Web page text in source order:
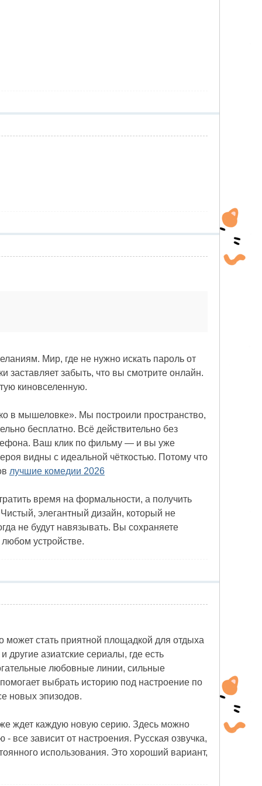
Мир, где не нужно искать пароль от
заставляет забыть, что вы смотрите онлайн.
киновселенную.
в мышеловке». Мы построили пространство,
бесплатно. Всё действительно без
Ваш клик по фильму — и вы уже
видны с идеальной чёткостью. Потому что
лучшие комедии 2026
время на формальности, а получить
элегантный дизайн, который не
не будут навязывать. Вы сохраняете
устройстве.
стать приятной площадкой для отдыха
другие азиатские сериалы, где есть
любовные линии, сильные
выбрать историю под настроение по
новых эпизодов.
ждет каждую новую серию. Здесь можно
все зависит от настроения. Русская озвучка,
использования. Это хороший вариант,